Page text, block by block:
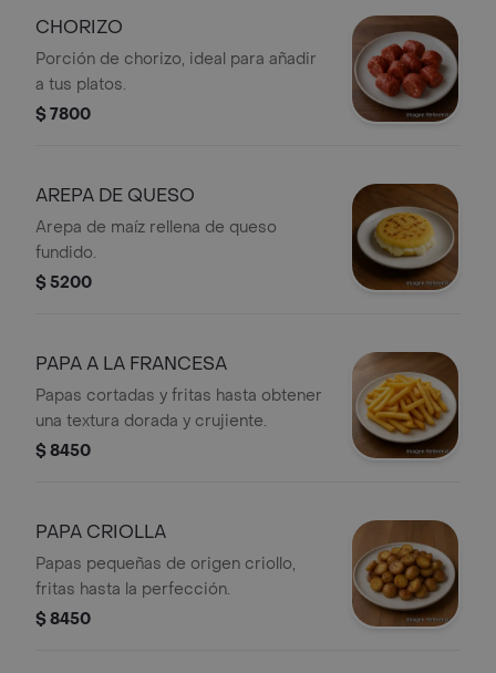
CHORIZO
Porción de chorizo, ideal para añadir
a tus platos.
$ 7800
AREPA DE QUESO
Arepa de maíz rellena de queso
fundido.
$ 5200
PAPA A LA FRANCESA
Papas cortadas y fritas hasta obtener
una textura dorada y crujiente.
$ 8450
PAPA CRIOLLA
Papas pequeñas de origen criollo,
fritas hasta la perfección.
$ 8450